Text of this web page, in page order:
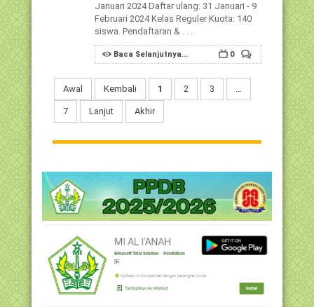
Januari 2024 Daftar ulang: 31 Januari - 9
Februari 2024 Kelas Reguler Kuota: 140
siswa. Pendaftaran & . . .
Baca Selanjutnya... 0
Awal Kembali 1 2 3 ...
7 Lanjut Akhir